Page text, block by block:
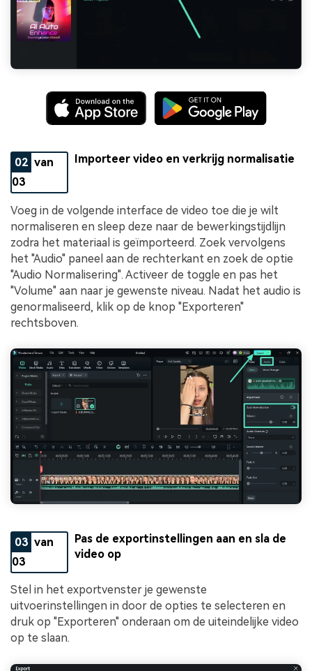
02 van
03
Importeer video en verkrijg normalisatie
Voeg in de volgende interface de video toe die je wilt
normaliseren en sleep deze naar de bewerkingstijdlijn
zodra het materiaal is geïmporteerd. Zoek vervolgens
het "Audio" paneel aan de rechterkant en zoek de optie
"Audio Normalisering". Activeer de toggle en pas het
"Volume" aan naar je gewenste niveau. Nadat het audio is
genormaliseerd, klik op de knop "Exporteren"
rechtsboven.
03 van
03
Pas de exportinstellingen aan en sla de
video op
Stel in het exportvenster je gewenste
uitvoerinstellingen in door de opties te selecteren en
druk op "Exporteren" onderaan om de uiteindelijke video
op te slaan.